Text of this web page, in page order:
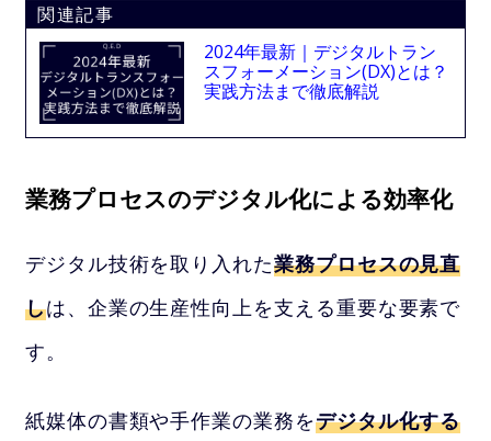
関連記事
2024年最新｜デジタルトラン
スフォーメーション(DX)とは？
実践方法まで徹底解説
業務プロセスのデジタル化による効率化
デジタル技術を取り入れた業務プロセスの見直
しは、企業の生産性向上を支える重要な要素で
す。
紙媒体の書類や手作業の業務をデジタル化する